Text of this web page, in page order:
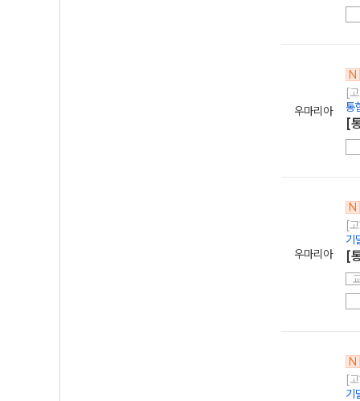
우마리아
N
[
통
[
우마리아
N
[
기
[
N
[
기